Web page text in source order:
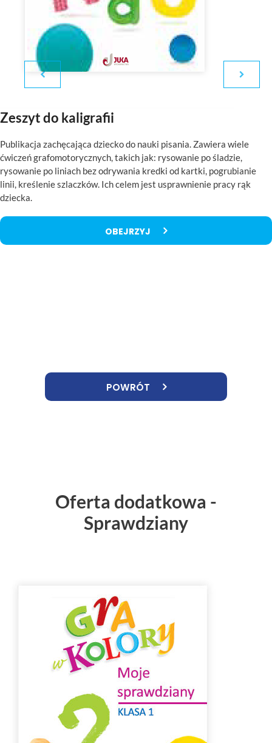
Zeszyt do kaligrafii
Publikacja zachęcająca dziecko do nauki pisania. Zawiera wiele
ćwiczeń grafomotorycznych, takich jak: rysowanie po śladzie,
rysowanie po liniach bez odrywania kredki od kartki, pogrubianie
linii, kreślenie szlaczków. Ich celem jest usprawnienie pracy rąk
dziecka.
OBEJRZYJ
POWRÓT
Oferta dodatkowa -
Sprawdziany